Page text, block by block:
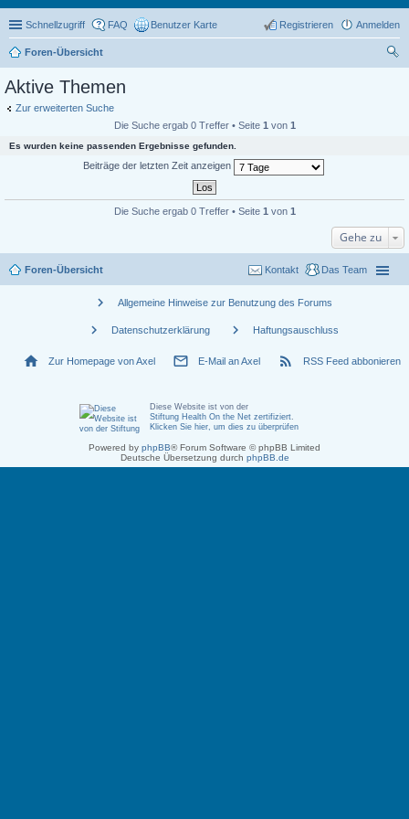
Schnellzugriff FAQ Benutzer Karte Anmelden
Registrieren
Foren-Übersicht
Aktive Themen
Zur erweiterten Suche
Die Suche ergab 0 Treffer • Seite 1 von 1
Es wurden keine passenden Ergebnisse gefunden.
Beiträge der letzten Zeit anzeigen
Die Suche ergab 0 Treffer • Seite 1 von 1
Gehe zu
Foren-Übersicht Das Team
Kontakt
chevron_right Allgemeine Hinweise zur Benutzung des Forums
chevron_right Datenschutzerklärung chevron_right Haftungsauschluss
home Zur Homepage von Axel mail_outline E-Mail an Axel rss_feed RSS Feed abbonieren
Diese Website ist von der
Stiftung Health On the Net zertifiziert
Klicken Sie hier, um dies zu überprüfen
Powered by phpBB® Forum Software © phpBB Limited
Deutsche Übersetzung durch phpBB.de